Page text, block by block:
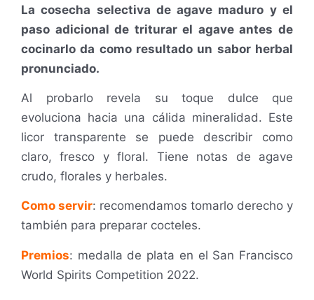
La cosecha selectiva de agave maduro y el
paso adicional de triturar el agave antes de
cocinarlo da como resultado un sabor herbal
pronunciado.
Al probarlo revela su toque dulce que
evoluciona hacia una cálida mineralidad. Este
licor transparente se puede describir como
claro, fresco y floral. Tiene notas de agave
crudo, florales y herbales.
Como servir: recomendamos tomarlo derecho y
también para preparar cocteles.
Premios: medalla de plata en el San Francisco
World Spirits Competition 2022.